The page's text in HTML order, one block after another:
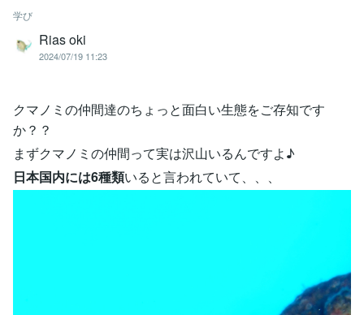
学び
Rias oki
2024/07/19 11:23
クマノミの仲間達のちょっと面白い生態をご存知です
か？？
まずクマノミの仲間って実は沢山いるんですよ♪
日本国内には6種類いると言われていて、、、